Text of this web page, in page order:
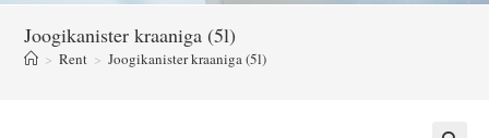
Joogikanister kraaniga (5l)
> Rent > Joogikanister kraaniga (5l)